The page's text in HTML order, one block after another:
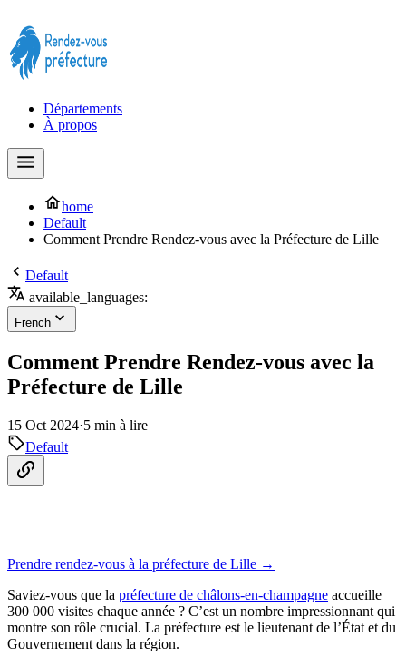
Départements
À propos
home
Default
Comment Prendre Rendez-vous avec la Préfecture de Lille
Default
available_languages:
French
Comment Prendre Rendez-vous avec la
Préfecture de Lille
15 Oct 2024·5 min à lire
Default
Prendre rendez-vous à la préfecture de Lille →
Saviez-vous que la préfecture de châlons-en-champagne accueille
300 000 visites chaque année ? C’est un nombre impressionnant qui
montre son rôle crucial. La préfecture est le lieutenant de l’État et du
Gouvernement dans la région.